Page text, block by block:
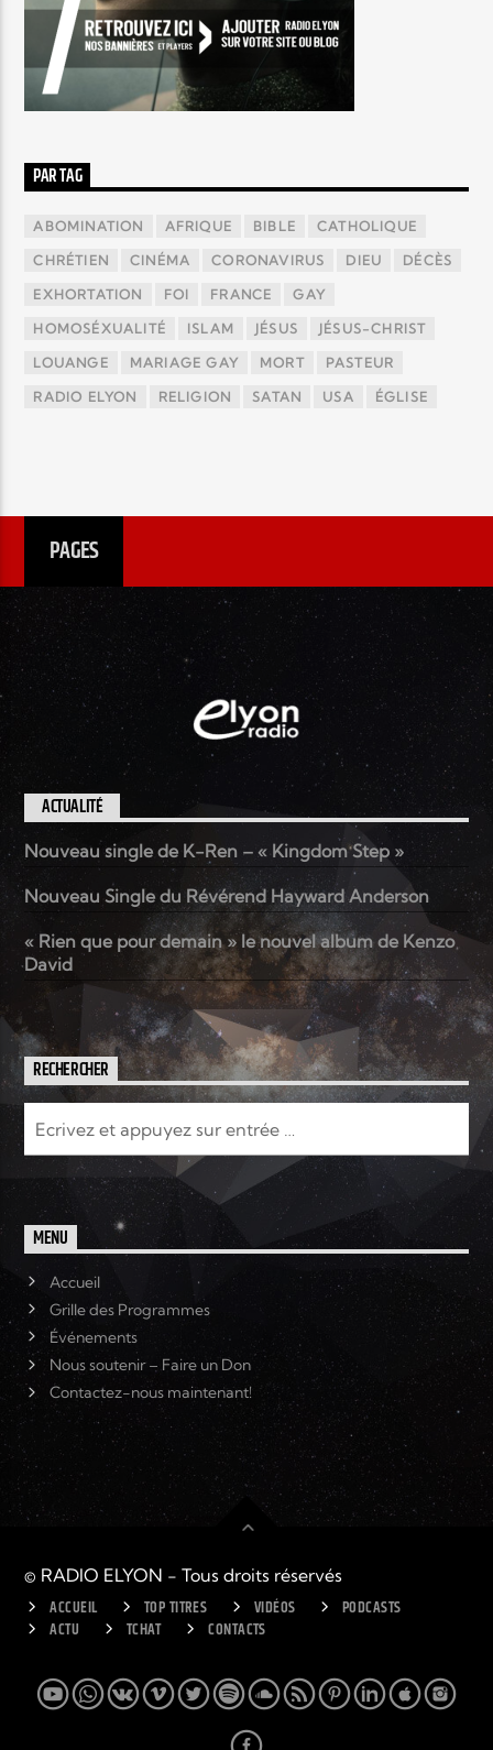
PAR TAG
ABOMINATION AFRIQUE BIBLE CATHOLIQUE
CHRÉTIEN CINÉMA CORONAVIRUS DIEU DÉCÈS
EXHORTATION FOI FRANCE GAY
HOMOSÉXUALITÉ ISLAM JÉSUS JÉSUS-CHRIST
LOUANGE MARIAGE GAY MORT PASTEUR
RADIO ELYON RELIGION SATAN USA ÉGLISE
PAGES
ACTUALITÉ
Nouveau single de K-Ren – « Kingdom Step »
Nouveau Single du Révérend Hayward Anderson
« Rien que pour demain » le nouvel album de Kenzo
David
RECHERCHER
MENU
Accueil
Grille des Programmes
Événements
Nous soutenir – Faire un Don
Contactez-nous maintenant!
© RADIO ELYON - Tous droits réservés
ACCUEIL TOP TITRES VIDÉOS
PODCASTS
ACTU
TCHAT CONTACTS